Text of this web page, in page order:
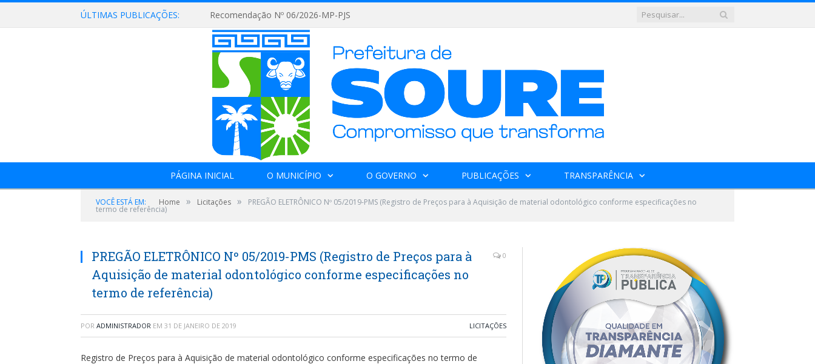
ÚLTIMAS PUBLICAÇÕES: Recomendação Nº 06/2026-MP-PJS
PÁGINA INICIAL O MUNICÍPIO O GOVERNO PUBLICAÇÕES TRANSPARÊNCIA
VOCÊ ESTÁ EM: Home » Licitações » PREGÃO ELETRÔNICO Nº 05/2019-PMS (Registro de Preços para à Aquisição de material odontológico conforme especificações no
termo de referência)
PREGÃO ELETRÔNICO Nº 05/2019-PMS (Registro de Preços para à
Aquisição de material odontológico conforme especificações no
termo de referência)
0
POR ADMINISTRADOR EM 31 DE JANEIRO DE 2019 LICITAÇÕES
Registro de Preços para à Aquisição de material odontológico conforme especificações no termo de